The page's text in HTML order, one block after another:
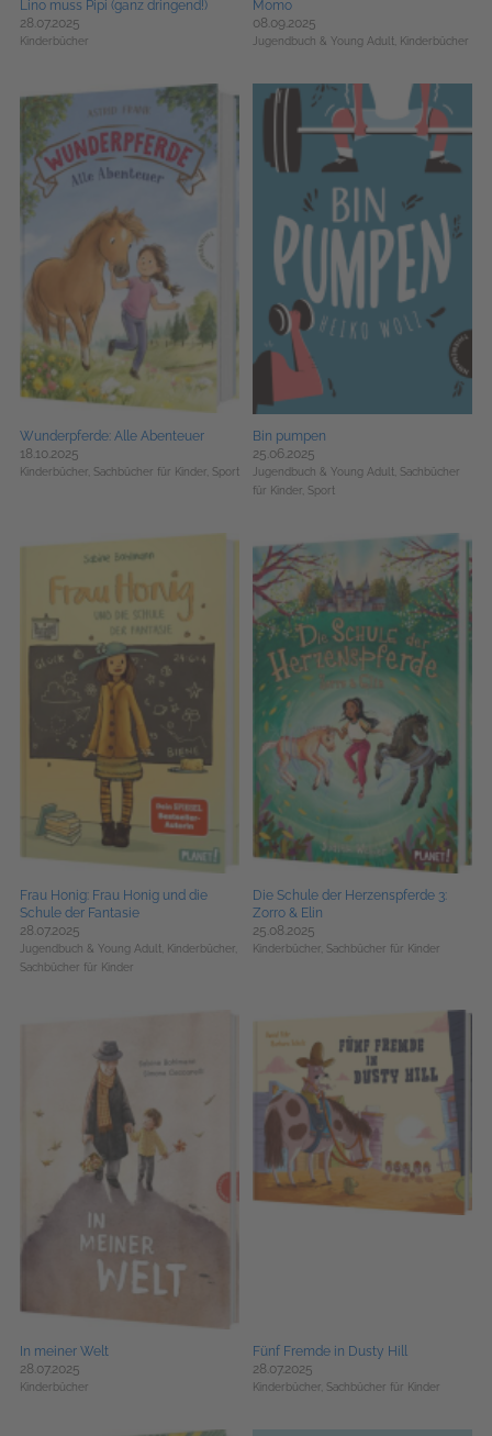
Lino muss Pipi (ganz dringend!)
28.07.2025
Kinderbücher
Momo
08.09.2025
Jugendbuch & Young Adult, Kinderbücher
Wunderpferde: Alle Abenteuer
18.10.2025
Kinderbücher, Sachbücher für Kinder, Sport
Bin pumpen
25.06.2025
Jugendbuch & Young Adult, Sachbücher
für Kinder, Sport
Frau Honig: Frau Honig und die
Schule der Fantasie
28.07.2025
Jugendbuch & Young Adult,
Kinderbücher,
Sachbücher für Kinder
Die Schule der Herzenspferde 3:
Zorro & Elin
25.08.2025
Kinderbücher, Sachbücher für Kinder
In meiner Welt
28.07.2025
Kinderbücher
Fünf Fremde in Dusty Hill
28.07.2025
Kinderbücher, Sachbücher für Kinder